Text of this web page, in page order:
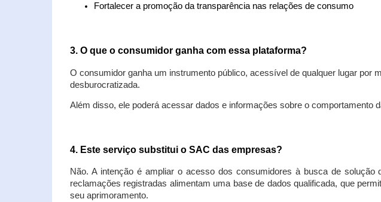
Fortalecer a promoção da transparência nas relações de consumo
3. O que o consumidor ganha com essa plataforma?
O consumidor ganha um instrumento público, acessível de qualquer lugar por
desburocratizada.
Além disso, ele poderá acessar dados e informações sobre o
4. Este serviço substitui o SAC das empresas?
Não. A intenção é ampliar o acesso dos consumidores à busca de
reclamações registradas alimentam uma base de dados qualificada, que
seu aprimoramento.